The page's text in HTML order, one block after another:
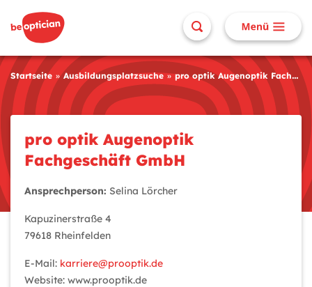
Startseite Ausbildungsplatzsuche pro optik Augenoptik Fachgeschäft GmbH
pro optik Augenoptik
Fachgeschäft GmbH
Ansprechperson: Selina Lörcher
Kapuzinerstraße 4
79618 Rheinfelden
E-Mail: karriere@prooptik.de
Website: www.prooptik.de